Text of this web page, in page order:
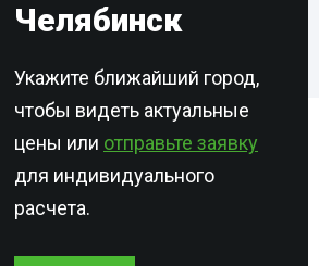
Челябинск
Укажите ближайший город,
чтобы видеть актуальные
цены или отправьте заявку
для индивидуального
расчета.